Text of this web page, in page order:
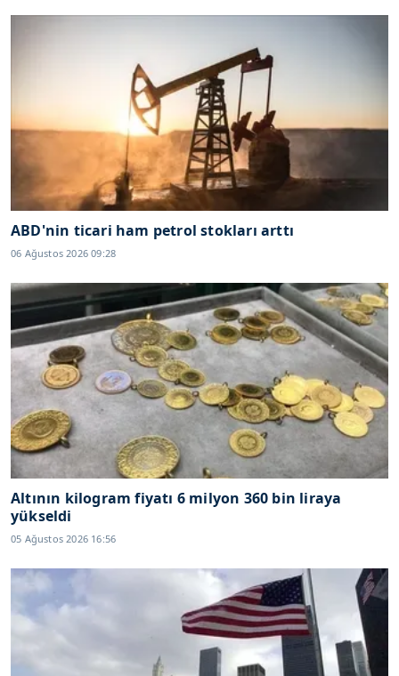
ABD'nin ticari ham petrol stokları arttı
06 Ağustos 2026 09:28
Altının kilogram fiyatı 6 milyon 360 bin liraya
yükseldi
05 Ağustos 2026 16:56